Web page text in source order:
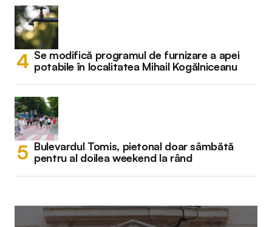
Se modifică programul de furnizare a apei
potabile în localitatea Mihail Kogălniceanu
Bulevardul Tomis, pietonal doar sâmbătă
pentru al doilea weekend la rând